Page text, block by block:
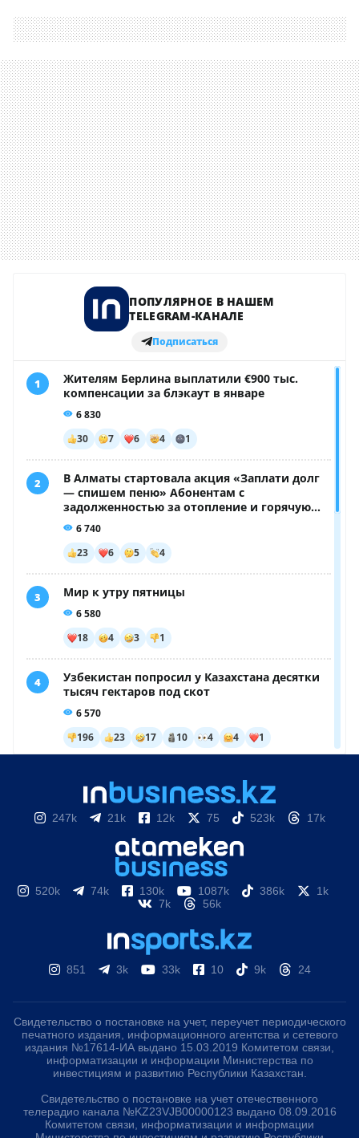
247k 21k 12k 75 523k 17k
520k 74k 130k 1087k 386k
1k
7k
56k
851 3k 33k 10 9k 24
Свидетельство о постановке на учет, переучет периодического
печатного издания, информационного агентства и сетевого
издания №17614-ИА выдано 15.03.2019 Комитетом связи,
информатизации и информации Министерства по
инвестициям и развитию Республики Казахстан.
Свидетельство о постановке на учет отечественного
телерадио канала №KZ23VJB00000123 выдано 08.09.2016
Комитетом связи, информатизации и информации